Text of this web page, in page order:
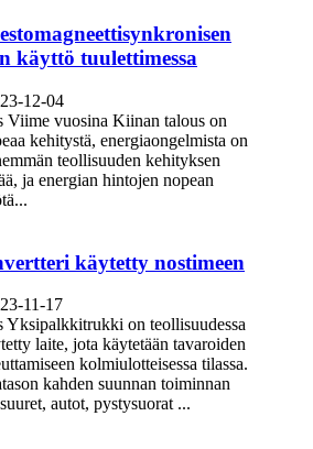
käyttö tuulettimessa
12-04
Viime vuosina Kiinan talous on
kehitystä, energiaongelmista on
teollisuuden kehityksen
ja energian hintojen nopean
käytetty nostimeen
11-17
Yksipalkkitrukki on teollisuudessa
laite, jota käytetään tavaroiden
kolmiulotteisessa tilassa.
kahden suunnan toiminnan
autot, pystysuorat ...